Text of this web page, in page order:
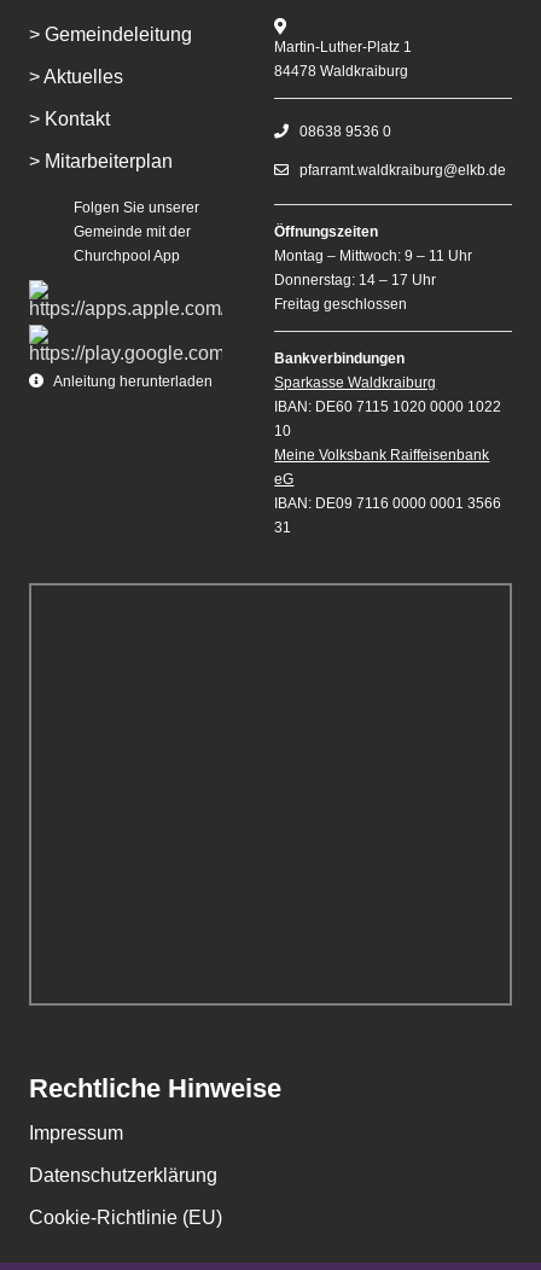
> Gemeindeleitung
> Aktuelles
> Kontakt
> Mitarbeiterplan
Folgen Sie unserer
Gemeinde mit der
Churchpool App
Anleitung herunterladen
Martin-Luther-Platz 1
84478 Waldkraiburg
08638 9536 0
pfarramt.waldkraiburg@elkb.de
Öffnungszeiten
Montag – Mittwoch: 9 – 11 Uhr
Donnerstag: 14 – 17 Uhr
Freitag geschlossen
Bankverbindungen
Sparkasse Waldkraiburg
IBAN: DE60 7115 1020 0000 1022
10
Meine Volksbank Raiffeisenbank
eG
IBAN: DE09 7116 0000 0001 3566
31
Rechtliche Hinweise
Impressum
Datenschutzerklärung
Cookie-Richtlinie (EU)